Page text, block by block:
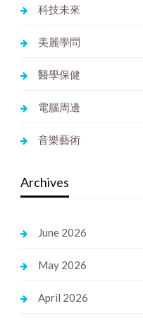
科技未來
美麗學問
醫學保健
電腦周邊
音樂藝術
Archives
June 2026
May 2026
April 2026